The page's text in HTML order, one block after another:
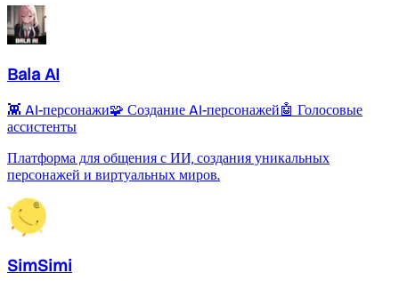
Bala AI
👾 AI-персонажи🧩 Создание AI-персонажей🤖 Голосовые
ассистенты
Платформа для общения с ИИ, создания уникальных
персонажей и виртуальных миров.
SimSimi